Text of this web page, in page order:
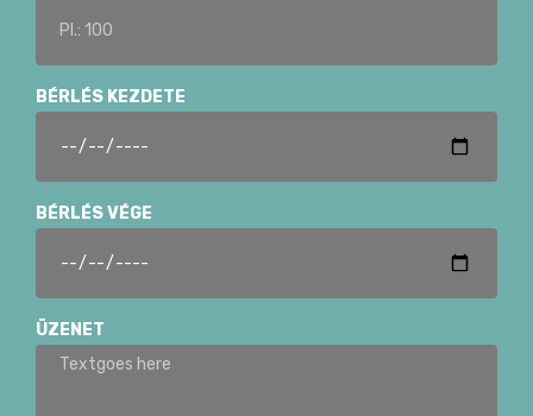
BÉRLÉS KEZDETE
BÉRLÉS VÉGE
ÜZENET